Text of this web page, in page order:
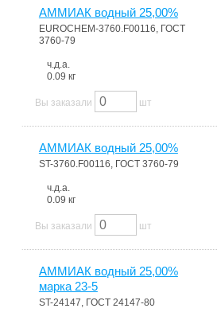
АММИАК водный 25,00%
EUROCHEM-3760.F00116, ГОСТ
3760-79
ч.д.а.
0.09 кг
Вы заказали шт
АММИАК водный 25,00%
ST-3760.F00116, ГОСТ 3760-79
ч.д.а.
0.09 кг
Вы заказали шт
АММИАК водный 25,00%
марка 23-5
ST-24147, ГОСТ 24147-80